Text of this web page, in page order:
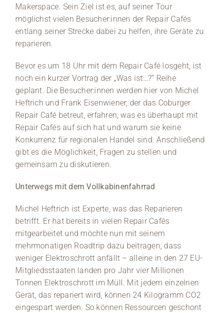
Makerspace. Sein Ziel ist es, auf seiner Tour
möglichst vielen Besucher:innen der Repair Cafés
entlang seiner Strecke dabei zu helfen, ihre Geräte zu
reparieren.
Bevor es um 18 Uhr mit dem Repair Café losgeht, ist
noch ein kurzer Vortrag der „Was ist…?“ Reihe
geplant. Die Besucher:innen werden hier von Michel
Heftrich und Frank Eisenwiener, der das Coburger
Repair Café betreut, erfahren, was es überhaupt mit
Repair Cafés auf sich hat und warum sie keine
Konkurrenz für regionalen Handel sind. Anschließend
gibt es die Möglichkeit, Fragen zu stellen und
gemeinsam zu diskutieren.
Unterwegs mit dem Vollkabinenfahrrad
Michel Heftrich ist Experte, was das Reparieren
betrifft. Er hat bereits in vielen Repair Cafés
mitgearbeitet und möchte nun mit seinem
mehrmonatigen Roadtrip dazu beitragen, dass
weniger Elektroschrott anfällt – alleine in den 27 EU-
Mitgliedsstaaten landen pro Jahr vier Millionen
Tonnen Elektroschrott im Müll. Mit jedem einzelnen
Gerät, das repariert wird, können 24 Kilogramm CO2
eingespart werden. So können Ressourcen geschont